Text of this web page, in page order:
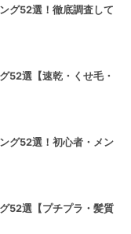
グ52選！徹底調査して
52選【速乾・くせ毛・
グ52選！初心者・メン
52選【プチプラ・髪質